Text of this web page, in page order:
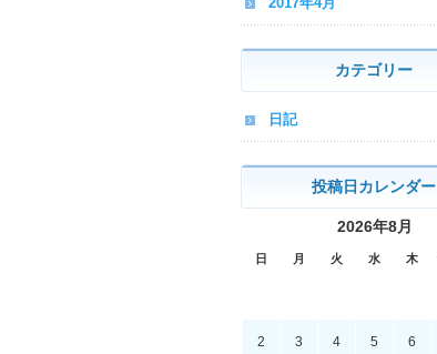
カテゴリー
日記
投稿日カレンダー
2026年8月
日 月 火 水 木
2 3 4 5 6